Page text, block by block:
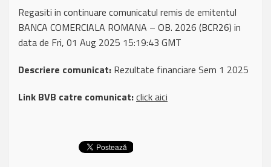
Regasiti in continuare comunicatul remis de emitentul
BANCA COMERCIALA ROMANA – OB. 2026 (BCR26) in
data de Fri, 01 Aug 2025 15:19:43 GMT
Descriere comunicat: Rezultate financiare Sem 1 2025
Link BVB catre comunicat:click aici